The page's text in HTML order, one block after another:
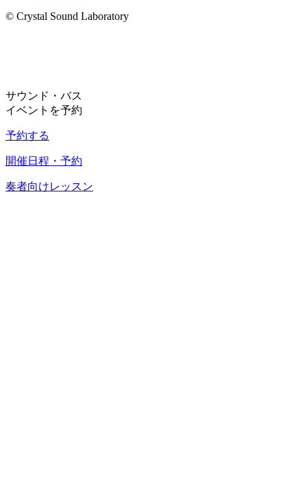
© Crystal Sound Laboratory
サウンド・バス
イベントを予約
予約する
開催日程・予約
奏者向けレッスン